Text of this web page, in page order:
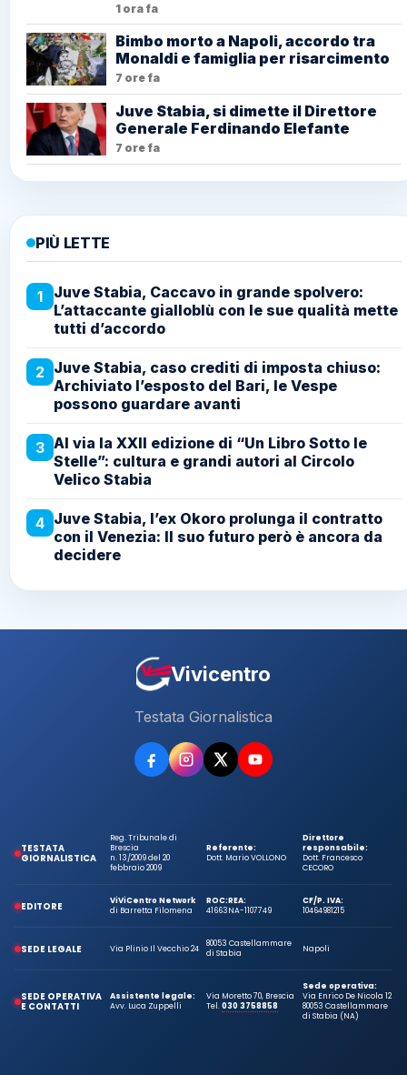
1 ora fa
Bimbo morto a Napoli, accordo tra
Monaldi e famiglia per risarcimento
7 ore fa
Juve Stabia, si dimette il Direttore
Generale Ferdinando Elefante
7 ore fa
PIÙ LETTE
1
Juve Stabia, Caccavo in grande spolvero:
L’attaccante gialloblù con le sue qualità mette
tutti d’accordo
2 Juve Stabia, caso crediti di imposta chiuso:
Archiviato l’esposto del Bari, le Vespe
possono guardare avanti
3 Al via la XXII edizione di “Un Libro Sotto le
Stelle”: cultura e grandi autori al Circolo
Velico Stabia
4 Juve Stabia, l’ex Okoro prolunga il contratto
con il Venezia: Il suo futuro però è ancora da
decidere
Vivicentro
Testata Giornalistica
TESTATA
GIORNALISTICA
Reg. Tribunale di
Brescia
n. 13/2009 del 20
febbraio 2009
Referente:
Dott. Mario VOLLONO
Direttore
responsabile:
Dott. Francesco
CECORO
EDITORE
ViViCentro Network
di Barretta Filomena
ROC:
41663
REA:
NA-1107749
CF/P. IVA:
10464981215
SEDE LEGALE Via Plinio Il Vecchio 24
80053 Castellammare
di Stabia
Napoli
SEDE OPERATIVA
E CONTATTI
Assistente legale:
Avv. Luca Zuppelli
Via Moretto 70, Brescia
Tel.030 3758858
Sede operativa:
Via Enrico De Nicola 12
80053 Castellammare
di Stabia (NA)